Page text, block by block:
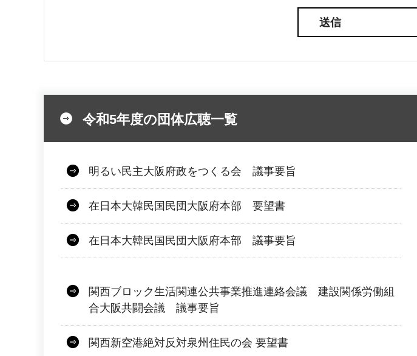
令和5年度の団体広聴一覧
明るい民主大阪府政をつくる会 議事要旨
在日本大韓民国民団大阪府本部 要望書
在日本大韓民国民団大阪府本部 議事要旨
関西ブロック生活関連公共事業推進連絡会議 建設関係労働組
合大阪共闘会議 議事要旨
関西新空港絶対反対泉州住民の会 要望書